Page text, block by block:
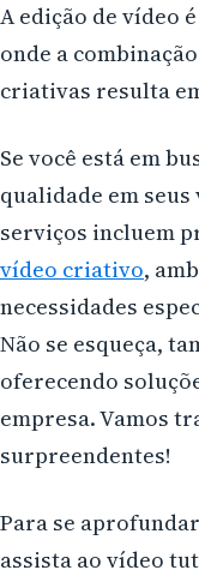
A edição de vídeo
onde a
criativas resulta
Se você está em
qualidade em
serviços incluem
vídeo criativo,
necessidades
Não se esqueça,
oferecendo
empresa. Vamos
surpreendentes!
Para se
assista ao vídeo